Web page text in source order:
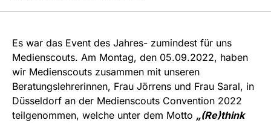
Es war das Event des Jahres- zumindest für uns
Medienscouts. Am Montag, den 05.09.2022, haben
wir Medienscouts zusammen mit unseren
Beratungslehrerinnen, Frau Jörrens und Frau Saral, in
Düsseldorf an der Medienscouts Convention 2022
teilgenommen, welche unter dem Motto „(Re)think